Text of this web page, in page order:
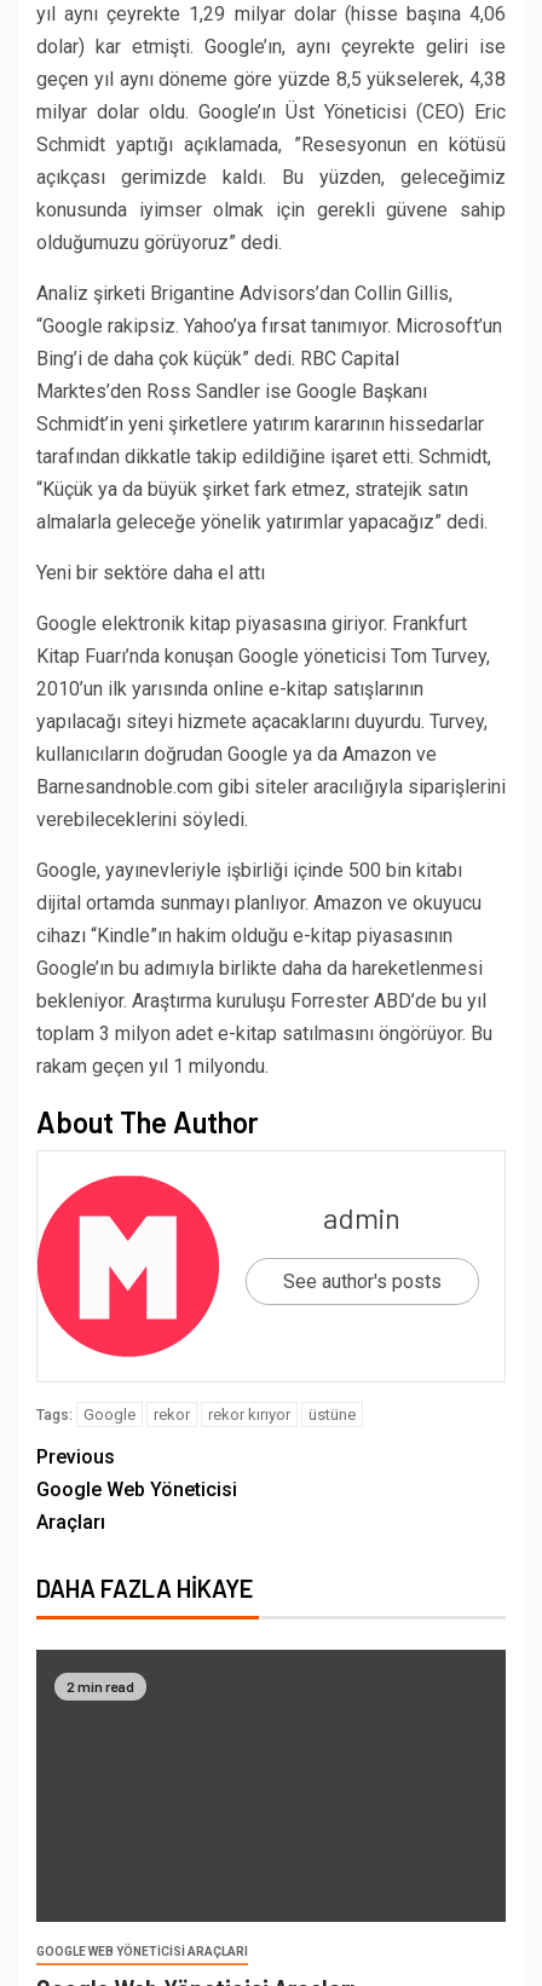
yıl aynı çeyrekte 1,29 milyar dolar (hisse başına 4,06
dolar) kar etmişti. Google’ın, aynı çeyrekte geliri ise
geçen yıl aynı döneme göre yüzde 8,5 yükselerek, 4,38
milyar dolar oldu. Google’ın Üst Yöneticisi (CEO) Eric
Schmidt yaptığı açıklamada, ”Resesyonun en kötüsü
açıkçası gerimizde kaldı. Bu yüzden, geleceğimiz
konusunda iyimser olmak için gerekli güvene sahip
olduğumuzu görüyoruz” dedi.
Analiz şirketi Brigantine Advisors’dan Collin Gillis,
“Google rakipsiz. Yahoo’ya fırsat tanımıyor. Microsoft’un
Bing’i de daha çok küçük” dedi. RBC Capital
Marktes’den Ross Sandler ise Google Başkanı
Schmidt’in yeni şirketlere yatırım kararının hissedarlar
tarafından dikkatle takip edildiğine işaret etti. Schmidt,
“Küçük ya da büyük şirket fark etmez, stratejik satın
almalarla geleceğe yönelik yatırımlar yapacağız” dedi.
Yeni bir sektöre daha el attı
Google elektronik kitap piyasasına giriyor. Frankfurt
Kitap Fuarı’nda konuşan Google yöneticisi Tom Turvey,
2010’un ilk yarısında online e-kitap satışlarının
yapılacağı siteyi hizmete açacaklarını duyurdu. Turvey,
kullanıcıların doğrudan Google ya da Amazon ve
Barnesandnoble.com gibi siteler aracılığıyla siparişlerini
verebileceklerini söyledi.
Google, yayınevleriyle işbirliği içinde 500 bin kitabı
dijital ortamda sunmayı planlıyor. Amazon ve okuyucu
cihazı “Kindle”ın hakim olduğu e-kitap piyasasının
Google’ın bu adımıyla birlikte daha da hareketlenmesi
bekleniyor. Araştırma kuruluşu Forrester ABD’de bu yıl
toplam 3 milyon adet e-kitap satılmasını öngörüyor. Bu
rakam geçen yıl 1 milyondu.
About The Author
admin
See author's posts
Tags: Google rekor rekor kırıyor üstüne
Previous
Google Web Yöneticisi
Araçları
DAHA FAZLA HIKAYE
2 min read
GOOGLE WEB YÖNETICISI ARAÇLARI